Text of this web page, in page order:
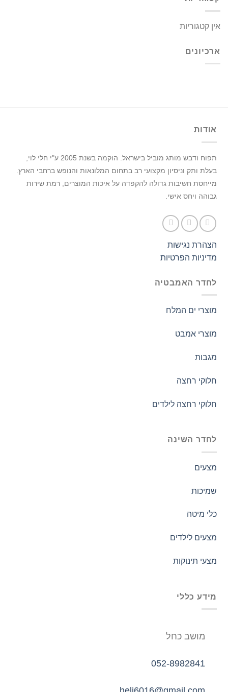
אין קטגוריות
ארכיונים
אודות
תפוח ודבש מותג מוביל בישראל.
הוקמה בשנת 2005 ע"י חלי לוי,
בעלת ותק וניסיון מקצועי רב בתחום המלונאות והנופש ברחבי הארץ.
מייחסת חשיבות גדולה להקפדה על איכות המוצרים, רמת שירות
גבוהה ויחס אישי.
הצהרת נגישות
מדיניות הפרטיות
לחדר האמבטיה
מוצרי ים המלח
מוצרי אמבט
מגבות
חלוקי רחצה
חלוקי רחצה לילדים
לחדר השינה
מצעים
שמיכות
כלי מיטה
מצעים לילדים
מצעי תינוקות
מידע כללי
מושב כחל
052-8982841